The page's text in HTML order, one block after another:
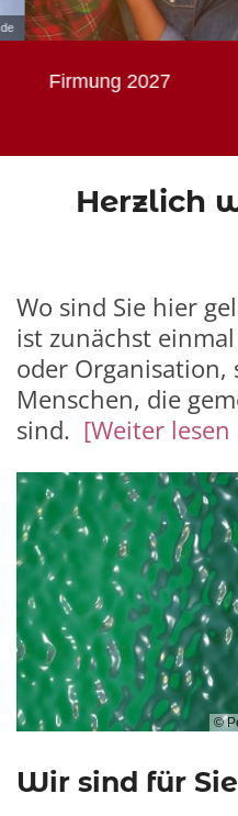
Firmung 2027
Herzlich
Wo sind Sie hier
ist zunächst
oder Organisation,
Menschen, die
sind. [Weiter lesen
©
Wir sind für